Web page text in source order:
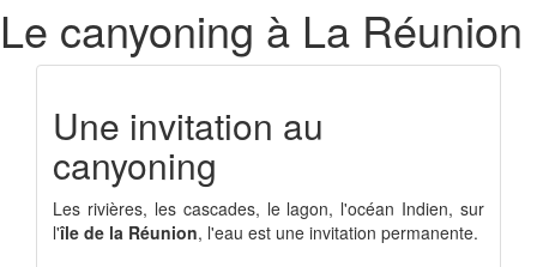
Le canyoning à La Réunion
Une invitation au
canyoning
Les rivières, les cascades, le lagon, l'océan Indien, sur
l'île de la Réunion, l'eau est une invitation permanente.